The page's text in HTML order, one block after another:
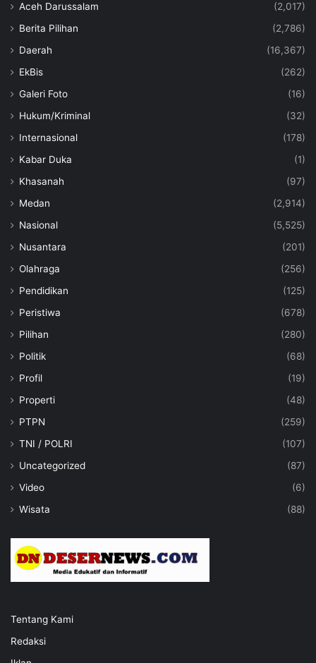
Aceh Darussalam
(2,017)
Berita Pilihan
(2,786)
Daerah
(16,367)
EkBis
(262)
Galeri Foto
(16)
Hukum/Kriminal
(32)
Internasional
(178)
Kabar Duka
(1)
Khasanah
(97)
Medan
(2,914)
Nasional
(5,525)
Nusantara
(201)
Olahraga
(256)
Pendidikan
(125)
Peristiwa
(678)
Pilihan
(280)
Politik
(68)
Profil
(19)
Properti
(48)
PTPN
(259)
TNI / POLRI
(107)
Uncategorized
(87)
Video
(6)
Wisata
(88)
Tentang Kami
Redaksi